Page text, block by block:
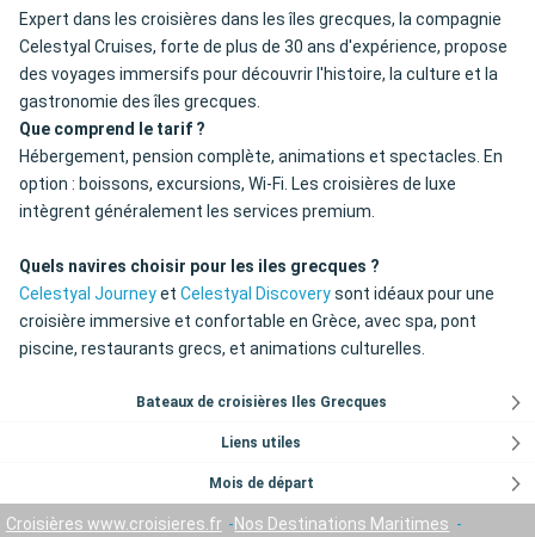
Expert dans les croisières dans les îles grecques, la compagnie
Celestyal Cruises, forte de plus de 30 ans d'expérience, propose
des voyages immersifs pour découvrir l'histoire, la culture et la
gastronomie des îles grecques.
Que comprend le tarif ?
Hébergement, pension complète, animations et spectacles. En
option : boissons, excursions, Wi-Fi. Les croisières de luxe
intègrent généralement les services premium.
Quels navires choisir pour les iles grecques ?
Celestyal Journeyet Celestyal Discoverysont idéaux pour une
croisière immersive et confortable en Grèce, avec spa, pont
piscine, restaurants grecs, et animations culturelles.
Bateaux de croisières Iles Grecques
Liens utiles
Mois de départ
Croisières www.croisieres.fr
Nos Destinations Maritimes